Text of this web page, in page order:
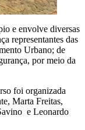
e envolve diversas
representantes das
Urbano; de
por meio da
foi organizada
Marta Freitas,
e Leonardo